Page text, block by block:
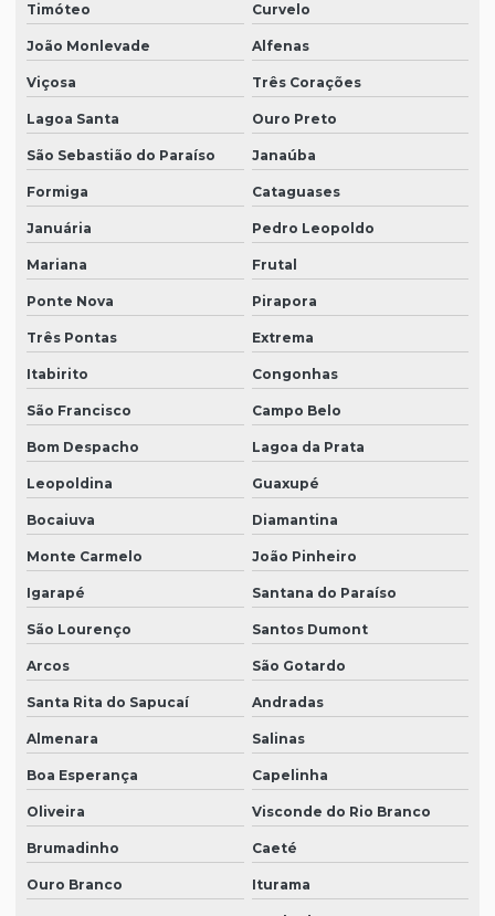
Timóteo Curvelo
João Monlevade Alfenas
Viçosa Três Corações
Lagoa Santa Ouro Preto
São Sebastião do Paraíso Janaúba
Formiga Cataguases
Januária Pedro Leopoldo
Mariana Frutal
Ponte Nova Pirapora
Três Pontas Extrema
Itabirito Congonhas
São Francisco Campo Belo
Bom Despacho Lagoa da Prata
Leopoldina Guaxupé
Bocaiuva Diamantina
Monte Carmelo João Pinheiro
Igarapé Santana do Paraíso
São Lourenço Santos Dumont
Arcos São Gotardo
Santa Rita do Sapucaí Andradas
Almenara Salinas
Boa Esperança Capelinha
Oliveira Visconde do Rio Branco
Brumadinho Caeté
Ouro Branco Iturama